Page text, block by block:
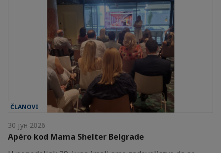
ČLANOVI
30 јун 2026
Apéro kod Mama Shelter Belgrade